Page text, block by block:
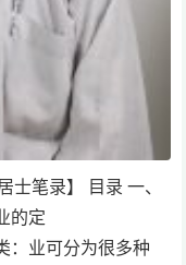
笔录】 目录 一、
的定
：业可分为很多种